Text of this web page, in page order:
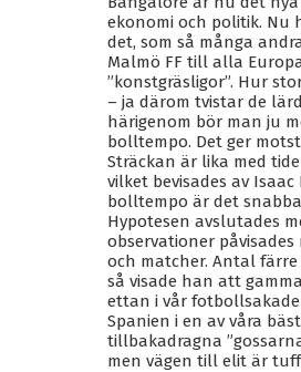
ekonomi och politik. Nu
det, som så många
Malmö FF till alla
”konstgräsligor”. Hur
– ja därom tvistar de
härigenom bör man ju
bolltempo. Det ger
Sträckan är lika med
vilket bevisades av
bolltempo är det
Hypotesen avslutades
observationer
och matcher. Antal färre
så visade han att
ettan i vår
Spanien i en av våra
tillbakadragna
men vägen till elit är